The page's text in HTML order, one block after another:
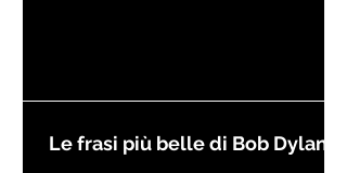
Le frasi più belle di Bob Dylan